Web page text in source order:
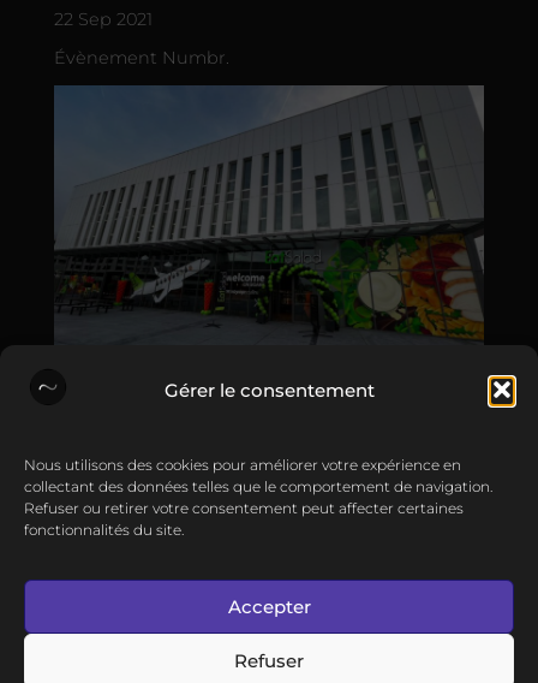
Gérer le consentement
Nous utilisons des cookies pour améliorer votre expérience en
collectant des données telles que le comportement de navigation.
Refuser ou retirer votre consentement peut affecter certaines
fonctionnalités du site.
Accepter
Refuser
22 Sep 2021
Évènement Numbr.
•
22 Nov 2022